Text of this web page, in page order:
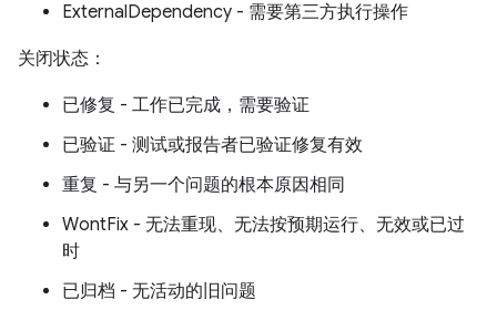
ExternalDependency - 需要第三方执行操作
关闭状态：
已修复 - 工作已完成，需要验证
已验证 - 测试或报告者已验证修复有效
重复 - 与另一个问题的根本原因相同
WontFix - 无法重现、无法按预期运行、无效或已过
时
已归档 - 无活动的旧问题